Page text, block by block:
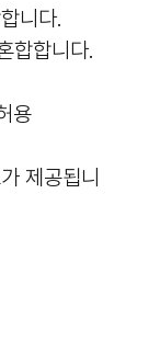
니다.
합니다.
용
제공됩니